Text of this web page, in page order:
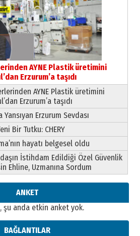
hatıralarıyla
Faruk Terzioğlu!
Çarşamba
Erzurum’a
proje daha!
Pazar
AYNE Plastik üretimini
Erzurum’a taşıdı
AYNE Plastik üretimini
Erzurum’a taşıdı
Erzurum Sevdası
Bir Tutku: CHERY
hayatı belgesel oldu
İstihdam Edildiği Özel Güvenlik
Ehline, Uzmanına Sordum
ANKET
şu anda etkin anket yok.
BAĞLANTILAR